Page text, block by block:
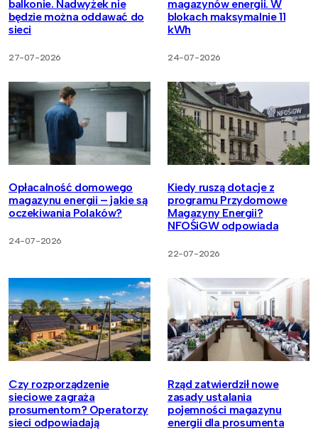
balkonie. Nadwyżek nie
będzie można oddawać do
sieci
27-07-2026
magazynów energii. W
blokach maksymalnie 11
kWh
24-07-2026
Opłacalność domowego
magazynu energii – jakie są
oczekiwania Polaków?
24-07-2026
Kiedy ruszą dotacje z
programu Przydomowe
Magazyny Energii?
NFOŚiGW odpowiada
22-07-2026
Czy rozporządzenie
sieciowe zagraża
prosumentom? Operatorzy
sieci odpowiadają
Rząd zatwierdził nowe
zasady ustalania
pojemności magazynu
energii dla prosumenta